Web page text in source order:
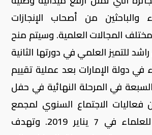
من أصحاب الإنجازات
المجالات العلمية. وسيتم منح
للتميز العلمي في دورتها الثانية
في دولة الإمارات بعد عملية تقييم
في المرحلة النهائية في حفل
الاجتماع السنوي لمجمع
محمد بن راشد للعلماء في 7 يناير 2019. وتهدف